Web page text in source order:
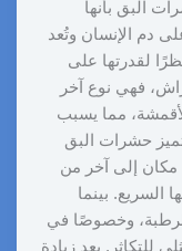
البق بأنها
دم الإنسان وتُعد
لقدرتها على
فهي نوع آخر
مما يسبب
حشرات البق
مكان إلى آخر من
السريع. بينما
وخصوصًا في
للتكاثر. يعد زيادة